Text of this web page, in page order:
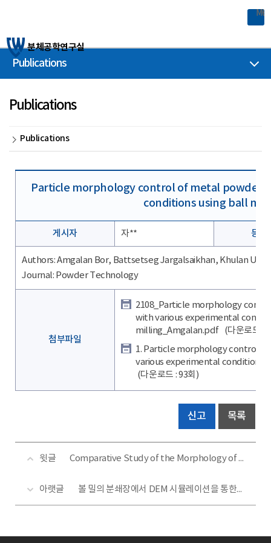
분체공학연구실
MOBILE
Publications
Publications
Publications
Particle morphology control of metal powder
conditions using ball
게시자 자** 등록
Authors: Amgalan Bor, Battsetseg Jargalsaikhan, Khulan
Journal: Powder Technology
첨부파일
2108_Particle morphology
with various experimental
milling_Amgalan.pdf (다운로드 :
1. Particle morphology control
various experimental conditions
(다운로드 : 93회)
신고 목록
윗글 Comparative Study of the Morphology of Cellulose Nanofiber Fabricated Using Two Kinds of Grinding Method
아랫글 볼 밀의 분쇄장에서 DEM 시뮬레이션을 통한 마찰계수 영향